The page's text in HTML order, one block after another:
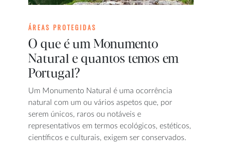
ÁREAS PROTEGIDAS
O que é um Monumento
Natural e quantos temos em
Portugal?
Um Monumento Natural é uma ocorrência
natural com um ou vários aspetos que, por
serem únicos, raros ou notáveis e
representativos em termos ecológicos, estéticos,
científicos e culturais, exigem ser conservados.